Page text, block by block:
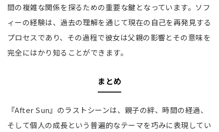
間の複雑な関係を探るための重要な鍵となっています。ソフ
ィーの経験は、過去の理解を通じて現在の自己を再発見する
プロセスであり、その過程で彼女は父親の影響とその意味を
完全にはかり知ることができます。
まとめ
『After Sun』のラストシーンは、親子の絆、時間の経過、
そして個人の成長という普遍的なテーマを巧みに表現してい